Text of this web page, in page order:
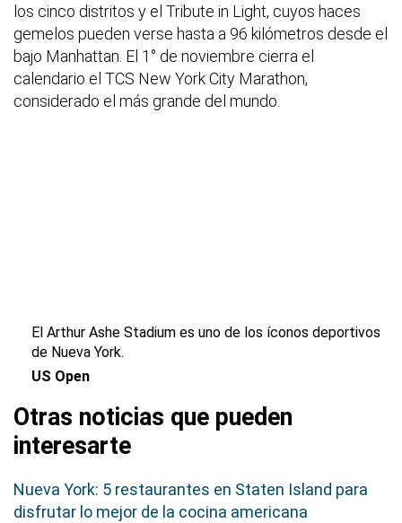
los cinco distritos y el Tribute in Light, cuyos haces
gemelos pueden verse hasta a 96 kilómetros desde el
bajo Manhattan. El 1° de noviembre cierra el
calendario el TCS New York City Marathon,
considerado el más grande del mundo.
El Arthur Ashe Stadium es uno de los íconos deportivos
de Nueva York.
US Open
Otras noticias que pueden
interesarte
Nueva York: 5 restaurantes en Staten Island para
disfrutar lo mejor de la cocina americana